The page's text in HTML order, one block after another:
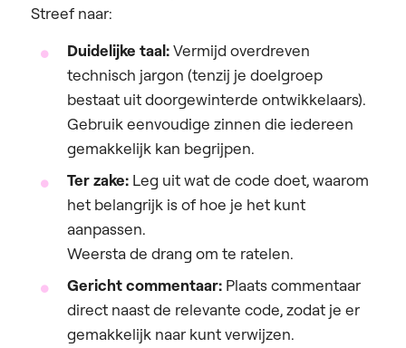
Streef naar:
Duidelijke taal:Vermijd overdreven
technisch jargon (tenzij je doelgroep
bestaat uit doorgewinterde ontwikkelaars).
Gebruik eenvoudige zinnen die iedereen
gemakkelijk kan begrijpen.
Ter zake: Leg uit wat de code doet, waarom
het belangrijk is of hoe je het kunt
aanpassen.
Weersta de drang om te ratelen.
Gericht commentaar: Plaats commentaar
direct naast de relevante code, zodat je er
gemakkelijk naar kunt verwijzen.